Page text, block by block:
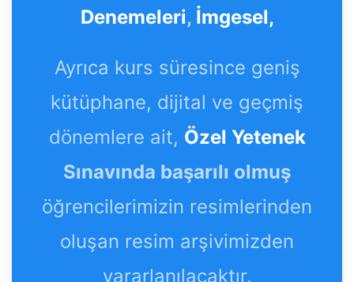
Denemeleri, İmgesel,
Ayrıca kurs süresince geniş
kütüphane, dijital ve geçmiş
dönemlere ait, Özel Yetenek
Sınavında başarılı olmuş
öğrencilerimizin resimlerinden
oluşan resim arşivimizden
yararlanılacaktır.